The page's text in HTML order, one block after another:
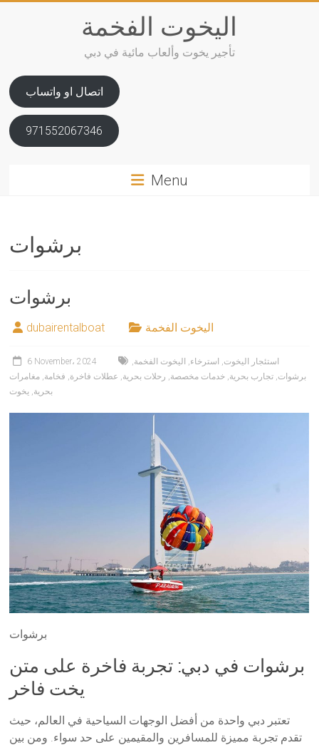
اليخوت الفخمة
تأجير يخوت وألعاب مائية في دبي
اتصال او واتساب
971552067346
Menu
برشوات
برشوات
dubairentalboat اليخوت الفخمة
6 November، 2024 استئجار اليخوت, استرخاء, اليخوت الفخمة,
برشوات, تجارب بحرية, خدمات مخصصة, رحلات بحرية, عطلات فاخرة, فخامة, مغامرات
بحرية, يخوت
برشوات
برشوات في دبي: تجربة فاخرة على متن
يخت فاخر
تعتبر دبي واحدة من أفضل الوجهات السياحية في العالم، حيث
تقدم تجربة مميزة للمسافرين والمقيمين على حد سواء. ومن بين